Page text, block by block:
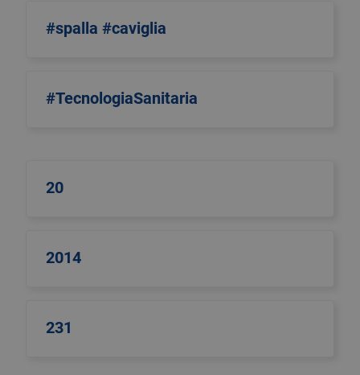
#spalla #caviglia
#TecnologiaSanitaria
20
2014
231